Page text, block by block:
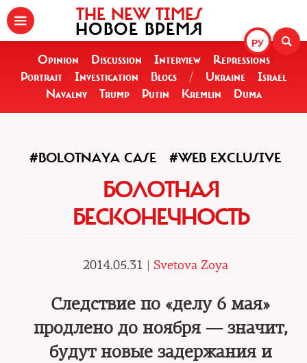
РУ
THE NEW TIMES
НОВОЕ ВРЕМЯ
Opinion Discussion Interview
Repressions
Portrait
Investigation Blogs / Ukraine
Israel
Navalny
Trump Putin Kremlin Duma
#BOLOTNAYA CASE #WEB EXCLUSIVE
БОЛОТНАЯ
БЕСКОНЕЧНОСТЬ
2014.05.31 | Svetova Zoya
Следствие по «делу 6 мая»
продлено до ноября — значит,
будут новые задержания и